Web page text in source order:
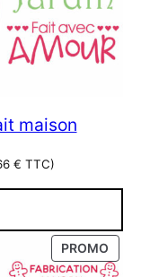
maison
€ TTC)
PROMO
EN